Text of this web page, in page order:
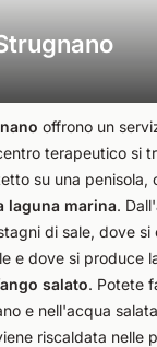
offrono un
terapeutico si
su una penisola,
laguna marina.
di sale, dove si
e dove si produce
salato. Potete
e nell'acqua
riscaldata nelle